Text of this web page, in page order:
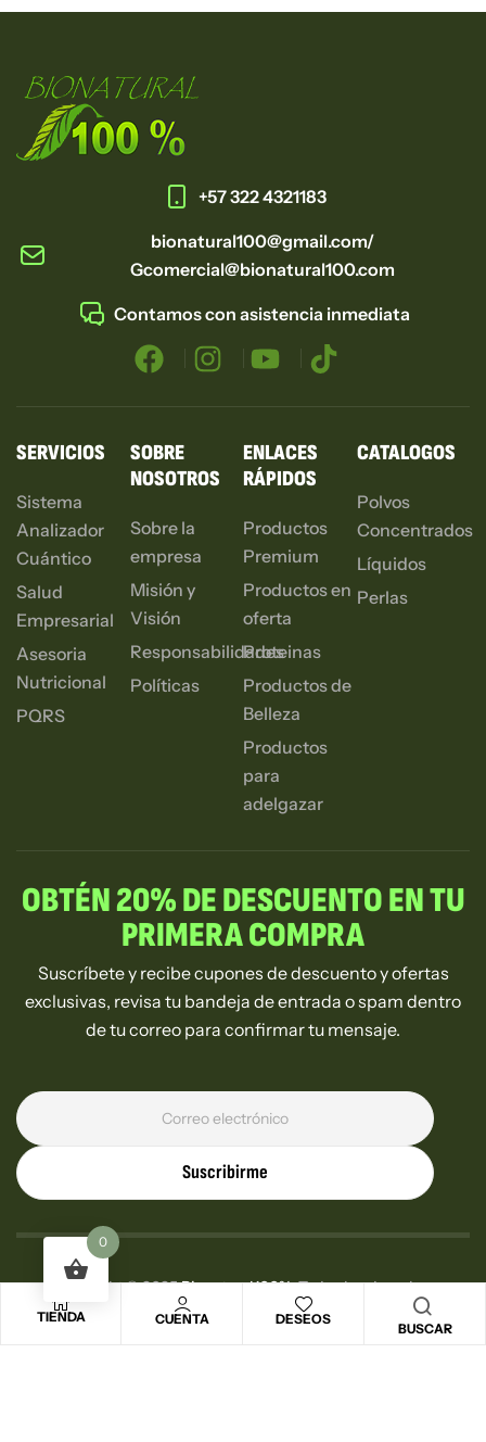
TIENDA CUENTA DESEOS
BUSCAR
+57 322 4321183
bionatural100@gmail.com/
Gcomercial@bionatural100.com
Contamos con asistencia inmediata
SERVICIOS
Sistema
Analizador
Cuántico
Salud
Empresarial
Asesoria
Nutricional
PQRS
SOBRE
NOSOTROS
Sobre la
empresa
Misión y
Visión
Responsabilidades
Políticas
ENLACES
RÁPIDOS
Productos
Premium
Productos en
oferta
Proteinas
Productos de
Belleza
Productos
para
adelgazar
CATALOGOS
Polvos
Concentrados
Líquidos
Perlas
OBTÉN 20% DE DESCUENTO EN TU
PRIMERA COMPRA
Suscríbete y recibe cupones de descuento y ofertas
exclusivas, revisa tu bandeja de entrada o spam dentro
de tu correo para confirmar tu mensaje.
Suscribirme
Copyright © 2025Bionatural100%. Todos los derechos
0